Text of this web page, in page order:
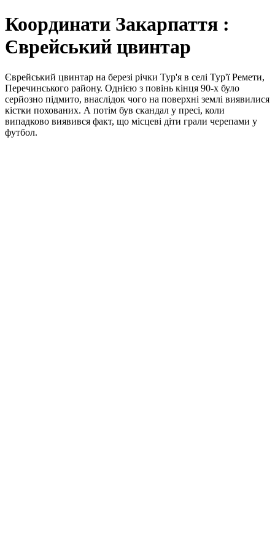
Координати Закарпаття :
Єврейський цвинтар
Єврейський цвинтар на березі річки Тур'я в селі Тур'ї Ремети,
Перечинського району. Однією з повінь кінця 90-х було
серйозно підмито, внаслідок чого на поверхні землі виявилися
кістки похованих. А потім був скандал у пресі, коли
випадково виявився факт, що місцеві діти грали черепами у
футбол.